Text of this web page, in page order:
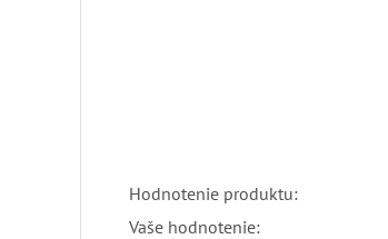
Hodnotenie produktu:
Vaše hodnotenie: